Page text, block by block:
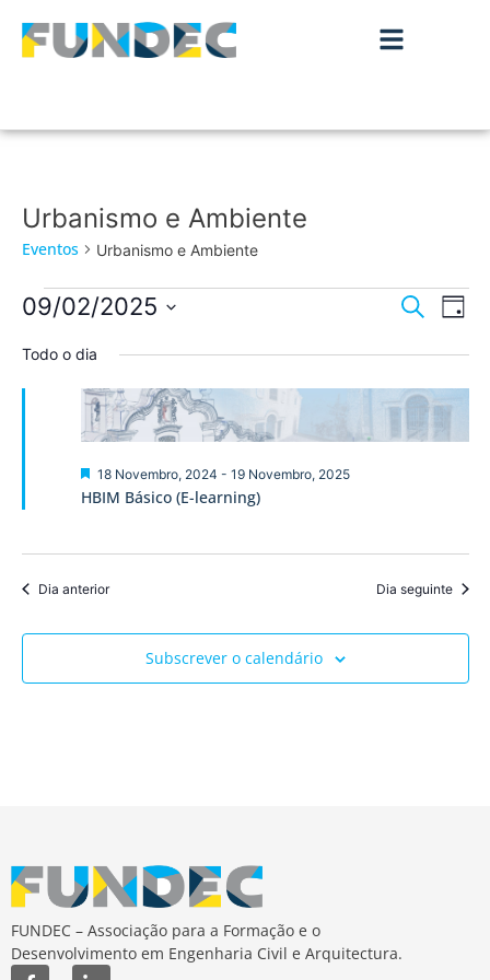
Urbanismo e Ambiente
Eventos Urbanismo e Ambiente
de
e
Pesquisar
de
Dia
09/02/2025
a
Todo o dia
HBIM Básico (E-learning)
Destaque
18 Novembro, 2024 - 19 Novembro, 2025
Dia anterior Dia seguinte
Subscrever o calendário
FUNDEC – Associação para a Formação e o
Desenvolvimento em Engenharia Civil e Arquitectura.